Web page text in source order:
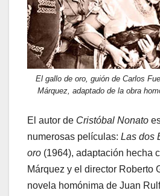
El gallo de oro, guión de Carlos
Márquez, adaptado de la obra
El autor de Cristóbal Nonato
numerosas películas: Las dos
oro (1964), adaptación hecha
Márquez y el director Roberto
novela homónima de Juan